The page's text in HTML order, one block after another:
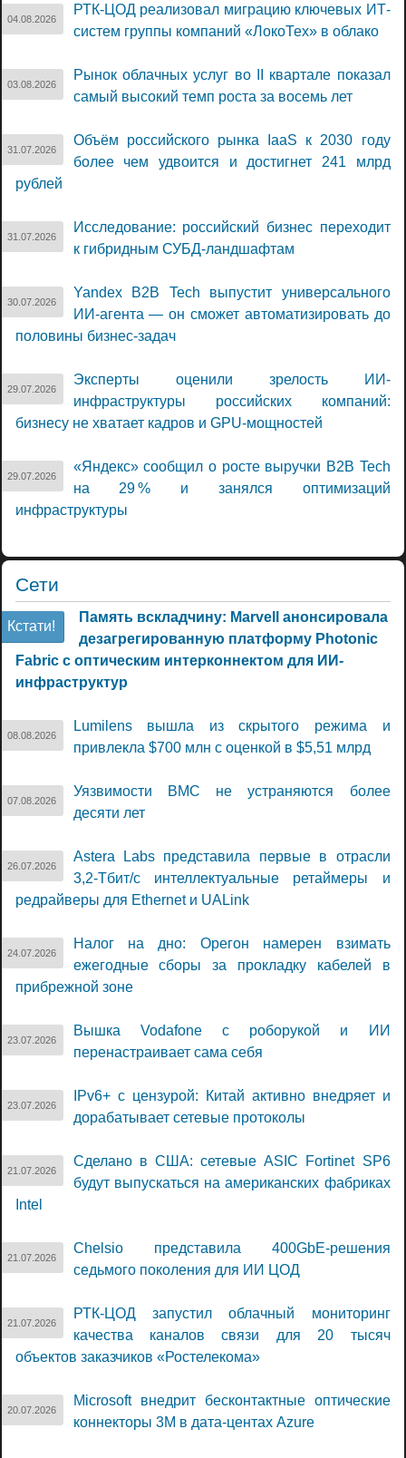
04.08.2026
РТК-ЦОД реализовал миграцию ключевых ИТ-
систем группы компаний «ЛокоТех» в облако
03.08.2026
Рынок облачных услуг во II квартале показал
самый высокий темп роста за восемь лет
31.07.2026
Объём российского рынка IaaS к 2030 году
более чем удвоится и достигнет 241 млрд
рублей
31.07.2026
Исследование: российский бизнес переходит
к гибридным СУБД-ландшафтам
30.07.2026
Yandex B2B Tech выпустит универсального
ИИ-агента — он сможет автоматизировать до
половины бизнес-задач
29.07.2026
Эксперты оценили зрелость ИИ-
инфраструктуры российских компаний:
бизнесу не хватает кадров и GPU-мощностей
29.07.2026
«Яндекс» сообщил о росте выручки B2B Tech
на 29 % и занялся оптимизаций
инфраструктуры
Сети
Кстати!
Память вскладчину: Marvell анонсировала
дезагрегированную платформу Photonic
Fabric с оптическим интерконнектом для ИИ-
инфраструктур
08.08.2026
Lumilens вышла из скрытого режима и
привлекла $700 млн с оценкой в $5,51 млрд
07.08.2026
Уязвимости BMC не устраняются более
десяти лет
26.07.2026
Astera Labs представила первые в отрасли
3,2-Тбит/с интеллектуальные ретаймеры и
редрайверы для Ethernet и UALink
24.07.2026
Налог на дно: Орегон намерен взимать
ежегодные сборы за прокладку кабелей в
прибрежной зоне
23.07.2026
Вышка Vodafone с роборукой и ИИ
перенастраивает сама себя
23.07.2026
IPv6+ с цензурой: Китай активно внедряет и
дорабатывает сетевые протоколы
21.07.2026
Сделано в США: сетевые ASIC Fortinet SP6
будут выпускаться на американских фабриках
Intel
21.07.2026
Chelsio представила 400GbE-решения
седьмого поколения для ИИ ЦОД
21.07.2026
РТК-ЦОД запустил облачный мониторинг
качества каналов связи для 20 тысяч
объектов заказчиков «Ростелекома»
20.07.2026
Microsoft внедрит бесконтактные оптические
коннекторы 3M в дата-центах Azure